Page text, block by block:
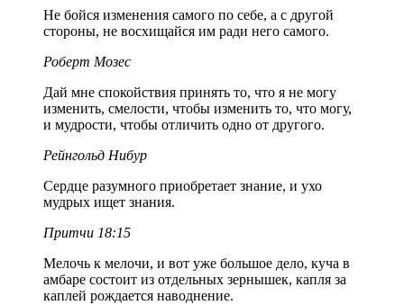
Не бойся изменения самого по себе, а с другой
стороны, не восхищайся им ради него самого.
Роберт Мозес
Дай мне спокойствия принять то, что я не могу
изменить, смелости, чтобы изменить то, что могу,
и мудрости, чтобы отличить одно от другого.
Рейнгольд Нибур
Сердце разумного приобретает знание, и ухо
мудрых ищет знания.
Притчи 18:15
Мелочь к мелочи, и вот уже большое дело, куча в
амбаре состоит из отдельных зернышек, капля за
каплей рождается наводнение.